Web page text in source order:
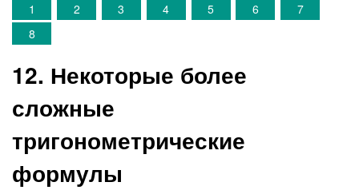
1 2 3 4 5 6
7
8
12. Некоторые более
сложные
тригонометрические
формулы